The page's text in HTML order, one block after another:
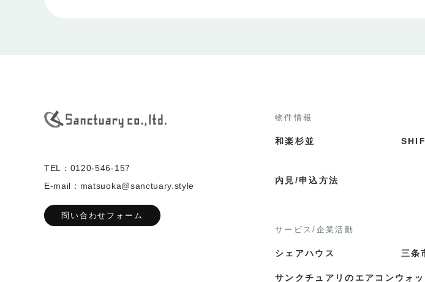
TEL：0120-546-157
E-mail：matsuoka@sanctuary.style
問い合わせフォーム
物件情報
和楽杉並
内見/申込方法
サービス/企業活動
シェアハウス 三条
サンクチュアリのエアコンウォッ